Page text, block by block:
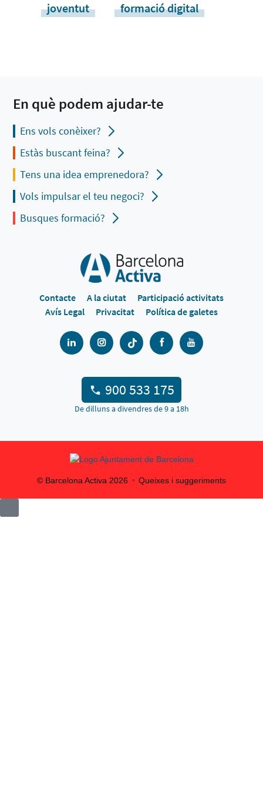
joventut
formació digital
En què podem ajudar-te
Ens vols conèixer?
Estàs buscant feina?
Tens una idea emprenedora?
Vols impulsar el teu negoci?
Busques formació?
Contacte A la ciutat
Participació activitats
Avís Legal
Privacitat Política de galetes
900 533 175
De dilluns a divendres de 9 a 18h
© Barcelona Activa 2026 Queixes i suggeriments